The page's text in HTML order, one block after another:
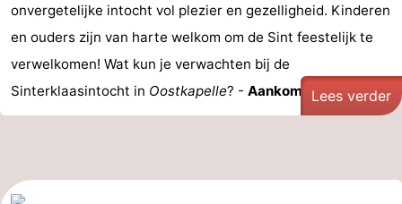
onvergetelijke intocht vol plezier en gezelligheid. Kinderen
en ouders zijn van harte welkom om de Sint feestelijk te
verwelkomen! Wat kun je verwachten bij de
Sinterklaasintocht in Oostkapelle? - Aankomst van de ...
Lees verder